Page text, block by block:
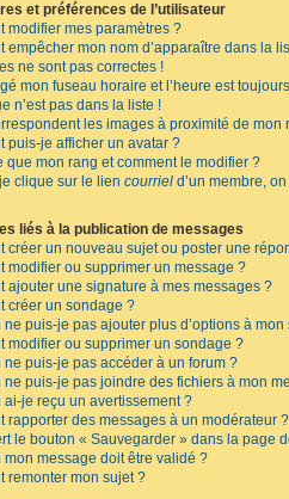
et préférences de l’utilisateur
modifier mes paramètres ?
empêcher mon nom d’apparaître dans la
ne sont pas correctes !
mon fuseau horaire et l’heure est
n’est pas dans la liste !
les images à proximité de mon
puis-je afficher un avatar ?
que mon rang et comment le modifier ?
clique sur le lien courriel d’un membre,
liés à la publication de messages
créer un nouveau sujet ou poster une
modifier ou supprimer un message ?
ajouter une signature à mes messages ?
créer un sondage ?
ne puis-je pas ajouter plus d’options à
modifier ou supprimer un sondage ?
ne puis-je pas accéder à un forum ?
ne puis-je pas joindre des fichiers à mon
ai-je reçu un avertissement ?
rapporter des messages à un modérateur ?
le bouton « Sauvegarder » dans la page
mon message doit être validé ?
remonter mon sujet ?